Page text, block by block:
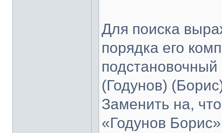
Для поиска
порядка его
(Годунов)
Заменить на,
«Годунов